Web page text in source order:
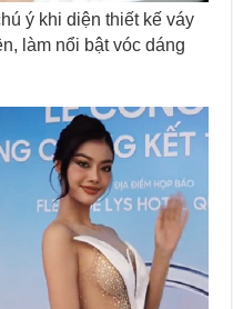
ý khi diện thiết kế váy
làm nổi bật vóc dáng